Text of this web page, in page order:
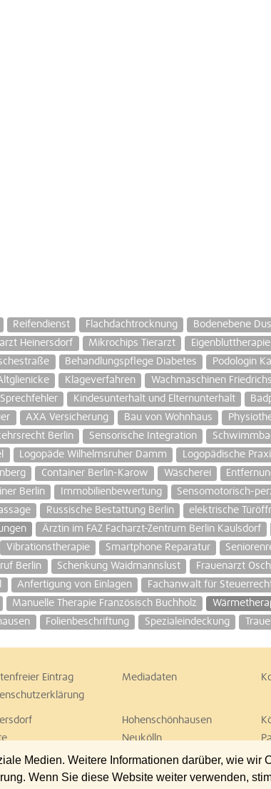
Medien. Weitere Informationen darüber, wie wir
Wenn Sie diese Website weiter verwenden,
Reifendienst Flachdachtrocknung Bodenebene
Heinersdorf Mikrochips Tierarzt
Behandlungspflege Diabetes Podologin
Klageverfahren Wachmaschinen
Sprechfehler Kindesunterhalt und Elternunterhalt
AXA Versicherung Bau von Wohnhaus
Berlin Sensorische Integration
Logopäde Wilhelmsruher Damm Logopädische
Container Berlin-Karow Wäscherei
Berlin Immobilienbewertung Sensomotorisch-
Russische Bestattung Berlin elektrische
Ärztin im FAZ Facharzt-Zentrum Berlin Kaulsdorf
Vibrationstherapie Smartphone Reparatur
Berlin Schenkung Waidmannslust
Frauenarzt
Anfertigung von Einlagen Fachanwalt für
Manuelle Therapie Französisch Buchholz
Folienbeschriftung Spezialeindeckung
Eintrag Mediadaten
Hohenschönhausen
Neukölln
Steglitz
Weißensee